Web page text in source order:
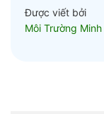
Được viết bởi
Môi Trường Minh